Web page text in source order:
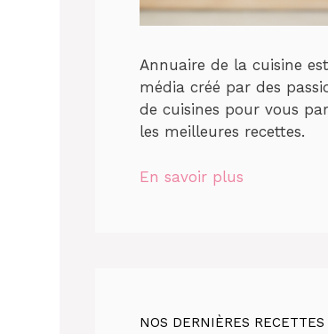
Annuaire de la cuisine
média créé par des
de cuisines pour vous
les meilleures recettes.
En savoir plus
NOS DERNIÈRES RECETTES